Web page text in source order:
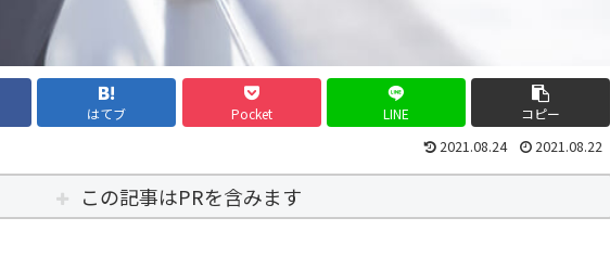
はてブ Pocket LINE コピー
2021.08.24 2021.08.22
この記事はPRを含みます